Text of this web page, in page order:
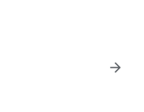
toamnele se
o carte de debut,
arrow_forward